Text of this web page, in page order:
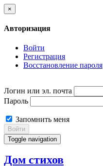
×
Авторизация
Войти
Регистрация
Восстановление пароля
Логин или эл. почта
Пароль
Запомнить меня
Войти
Toggle navigation
Дом стихов